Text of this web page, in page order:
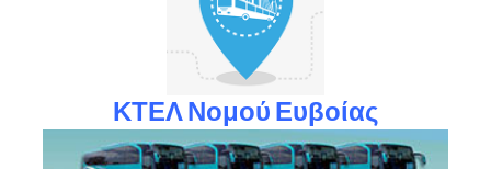
ΚΤΕΛ Νομού Ευβοίας